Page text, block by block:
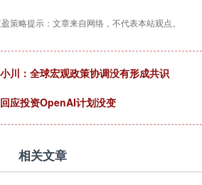
策略提示：文章来自网络，不代表本站观点。
川：全球宏观政策协调没有形成共识
应投资OpenAI计划没变
相关文章